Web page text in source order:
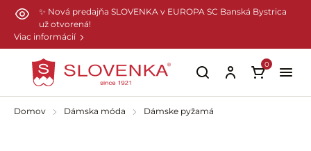
Preskočiť na hlavný obsah
✨ Nová predajňa SLOVENKA v EUROPA SC Banská Bystrica
už otvorená!
Viac informácií
0
Domov Dámska móda Dámske pyžamá